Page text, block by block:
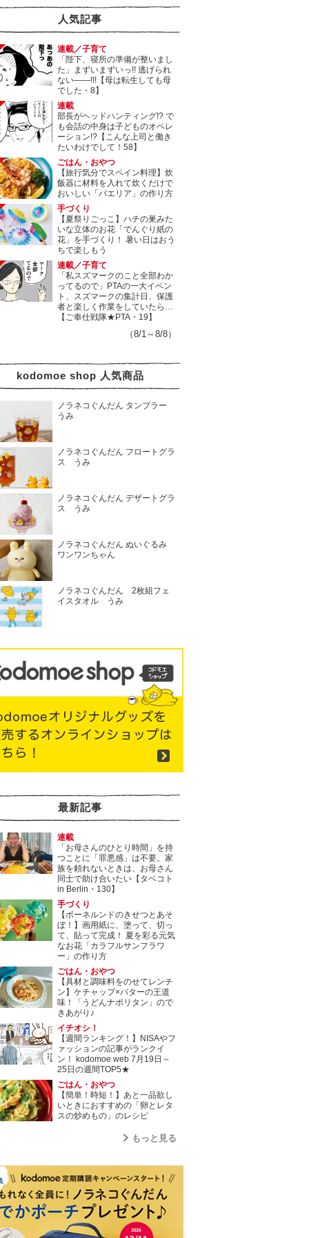
人気記事
連載／子育て
「陛下、寝所の準備が整いまし
た」まずいまずいっ!! 逃げられ
ない――!!!【母は転生しても母
でした・8】
連載
部長がヘッドハンティング!? で
も会話の中身は子どものオペレ
ーション!?【こんな上司と働き
たいわけでして！58】
ごはん・おやつ
【旅行気分でスペイン料理】炊
飯器に材料を入れて炊くだけで
おいしい「パエリア」の作り方
手づくり
【夏祭りごっこ】ハチの巣みた
いな立体のお花「でんぐり紙の
花」を手づくり！ 暑い日はおう
ちで楽しもう
連載／子育て
「私スズマークのこと全部わか
ってるので」PTAの一大イベン
ト、スズマークの集計日、保護
者と楽しく作業をしていたら…
【ご奉仕戦隊★PTA・19】
（8/1～8/8）
kodomoe shop 人気商品
ノラネコぐんだん タンブラー
うみ
ノラネコぐんだん フロートグラ
ス うみ
ノラネコぐんだん デザートグラ
ス うみ
ノラネコぐんだん ぬいぐるみ
ワンワンちゃん
ノラネコぐんだん 2枚組フェ
イスタオル うみ
最新記事
連載
「お母さんのひとり時間」を持
つことに「罪悪感」は不要。家
族を頼れないときは、お母さん
同士で助け合いたい【タベコト
in Berlin・130】
手づくり
【ボーネルンドのきせつとあそ
ぼ！】画用紙に、塗って、切っ
て、貼って完成！ 夏を彩る元気
なお花「カラフルサンフラワ
ー」の作り方
ごはん・おやつ
【具材と調味料をのせてレンチ
ン】ケチャップ×バターの王道
味！「うどんナポリタン」ので
きあがり♪
イチオシ！
【週間ランキング！】NISAやフ
ァッションの記事がランクイ
ン！ kodomoe web 7月19日～
25日の週間TOP5★
ごはん・おやつ
【簡単！時短！】あと一品欲し
いときにおすすめの「卵とレタ
スの炒めもの」のレシピ
もっと見る